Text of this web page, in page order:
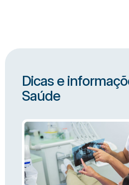
Dicas e
Saúde